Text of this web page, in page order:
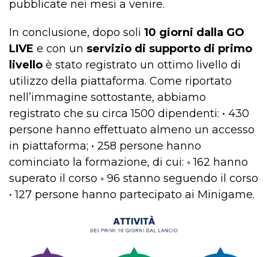
pubblicate nei mesi a venire.
In conclusione, dopo soli 10 giorni dalla GO
LIVE e con un servizio di supporto di primo
livello è stato registrato un ottimo livello di
utilizzo della piattaforma. Come riportato
nell’immagine sottostante, abbiamo
registrato che su circa 1500 dipendenti: • 430
persone hanno effettuato almeno un accesso
in piattaforma; • 258 persone hanno
cominciato la formazione, di cui: ◦ 162 hanno
superato il corso ◦ 96 stanno seguendo il corso
• 127 persone hanno partecipato ai Minigame.